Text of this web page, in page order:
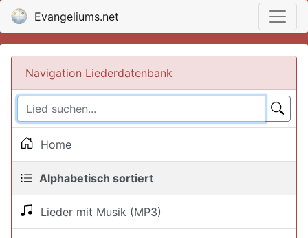
Evangeliums.net
Navigation Liederdatenbank
Home
Alphabetisch sortiert
Lieder mit Musik (MP3)